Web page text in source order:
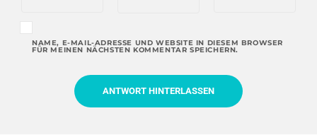
NAME, E-MAIL-ADRESSE UND WEBSITE IN DIESEM BROWSER
FÜR MEINEN NÄCHSTEN KOMMENTAR SPEICHERN.